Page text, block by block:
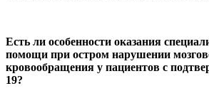
Есть ли особенности оказания
помощи при остром нарушении
кровообращения у пациентов с
19?